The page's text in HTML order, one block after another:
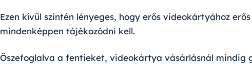
Ezen kívül szintén lényeges, hogy erős videokártyához
mindenképpen tájékozódni kell.
Öszefoglalva a fentieket, videokártya vásárlásnál mindig